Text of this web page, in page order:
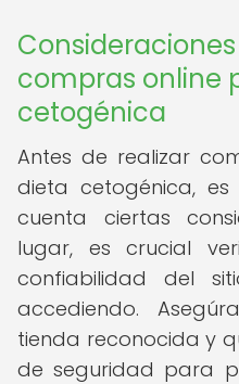
compras online
cetogénica
Antes de realizar
dieta cetogénica,
cuenta ciertas
lugar, es crucial
confiabilidad del
accediendo.
tienda reconocida y
de seguridad para